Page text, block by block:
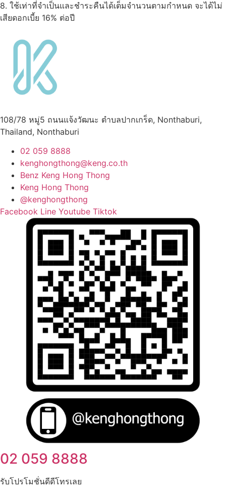
8. ใช้เท่าที่จำเป็นและชำระคืนได้เต็มจำนวนตามกำหนด จะได้ไม่
เสียดอกเบี้ย 16% ต่อปี
108/78 หมู่5 ถนนแจ้งวัฒนะ ตำบลปากเกร็ด, Nonthaburi,
Thailand, Nonthaburi
02 059 8888
kenghongthong@keng.co.th
Benz Keng Hong Thong
Keng Hong Thong
@kenghongthong
Facebook Line Youtube Tiktok
02 059 8888
รับโปรโมชั่นดีดีโทรเลย